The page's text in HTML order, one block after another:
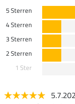
5 Sterren
4 Sterren
3 Sterren
2 Sterren
1 Ster